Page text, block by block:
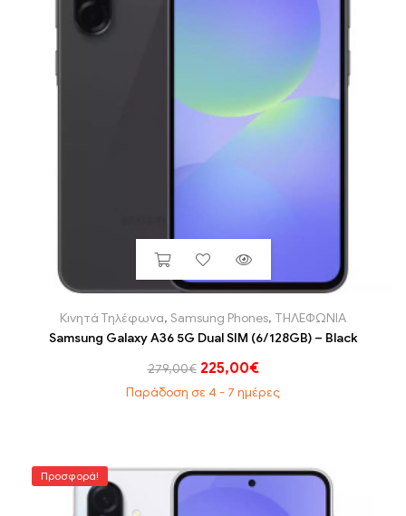
Κινητά Τηλέφωνα, Samsung Phones, ΤΗΛΕΦΩΝΙΑ
Samsung Galaxy A36 5G Dual SIM (6/128GB) – Black
279,00€ 225,00€
Παράδοση σε 4 - 7 ημέρες
Προσφορά!